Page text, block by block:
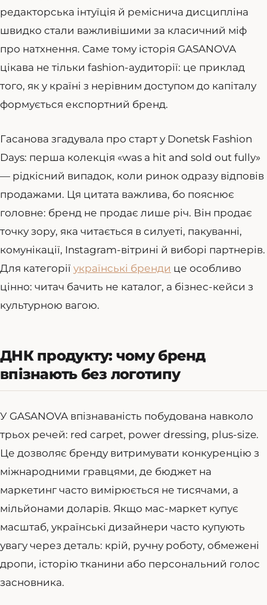
редакторська інтуїція й реміснича дисципліна
швидко стали важливішими за класичний міф
про натхнення. Саме тому історія GASANOVA
цікава не тільки fashion-аудиторії: це приклад
того, як у країні з нерівним доступом до капіталу
формується експортний бренд.
Гасанова згадувала про старт у Donetsk Fashion
Days: перша колекція «was a hit and sold out fully»
— рідкісний випадок, коли ринок одразу відповів
продажами. Ця цитата важлива, бо пояснює
головне: бренд не продає лише річ. Він продає
точку зору, яка читається в силуеті, пакуванні,
комунікації, Instagram-вітрині й виборі партнерів.
Для категорії українські бренди це особливо
цінно: читач бачить не каталог, а бізнес-кейси з
культурною вагою.
ДНК продукту: чому бренд
впізнають без логотипу
У GASANOVA впізнаваність побудована навколо
трьох речей: red carpet, power dressing, plus-size.
Це дозволяє бренду витримувати конкуренцію з
міжнародними гравцями, де бюджет на
маркетинг часто вимірюється не тисячами, а
мільйонами доларів. Якщо мас-маркет купує
масштаб, українські дизайнери часто купують
увагу через деталь: крій, ручну роботу, обмежені
дропи, історію тканини або персональний голос
засновника.